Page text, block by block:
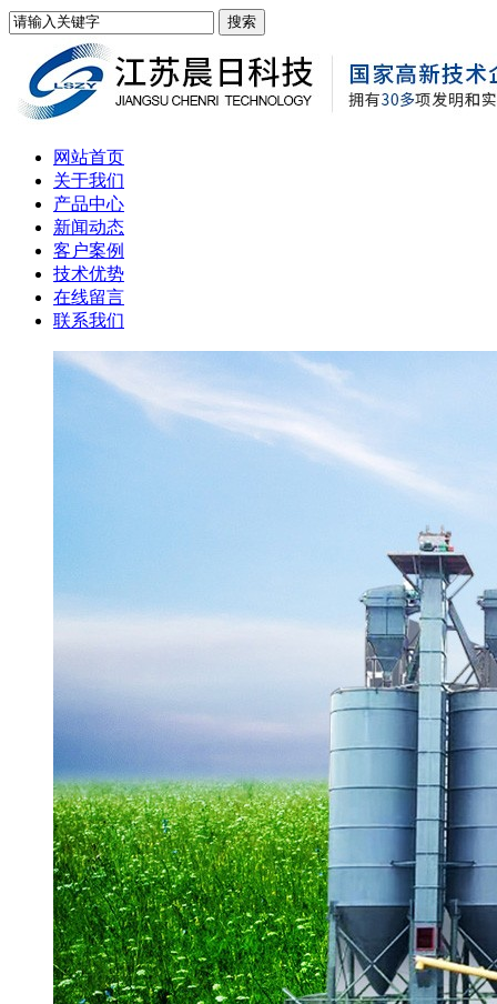
网站首页
关于我们
产品中心
新闻动态
客户案例
技术优势
在线留言
联系我们